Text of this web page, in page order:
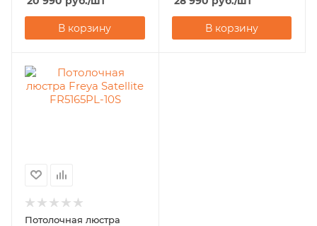
В корзину В корзину
Потолочная люстра